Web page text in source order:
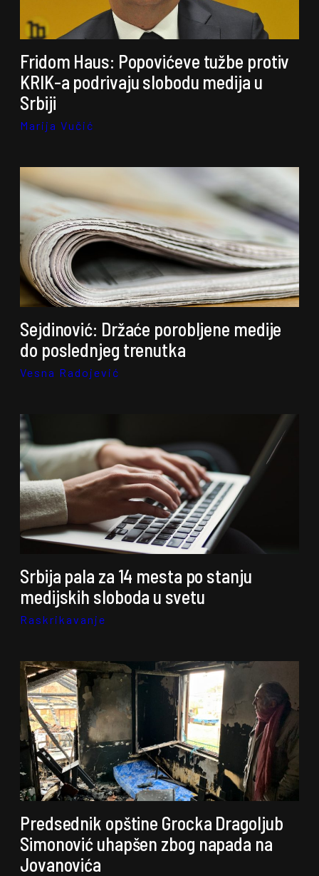
Fridom Haus: Popovićeve tužbe protiv
KRIK-a podrivaju slobodu medija u
Srbiji
Marija Vučić
Sejdinović: Držaće porobljene medije
do poslednjeg trenutka
Vesna Radojević
Srbija pala za 14 mesta po stanju
medijskih sloboda u svetu
Raskrikavanje
Predsednik opštine Grocka Dragoljub
Simonović uhapšen zbog napada na
Jovanovića